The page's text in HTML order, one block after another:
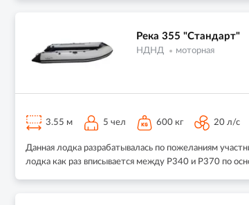
Река 355 "Стандарт"
НДНД моторная
3.55 м 5 чел 600 кг 20 л/с
Данная лодка разрабатывалась по пожеланиям
лодка как раз вписывается между Р340 и Р370 по